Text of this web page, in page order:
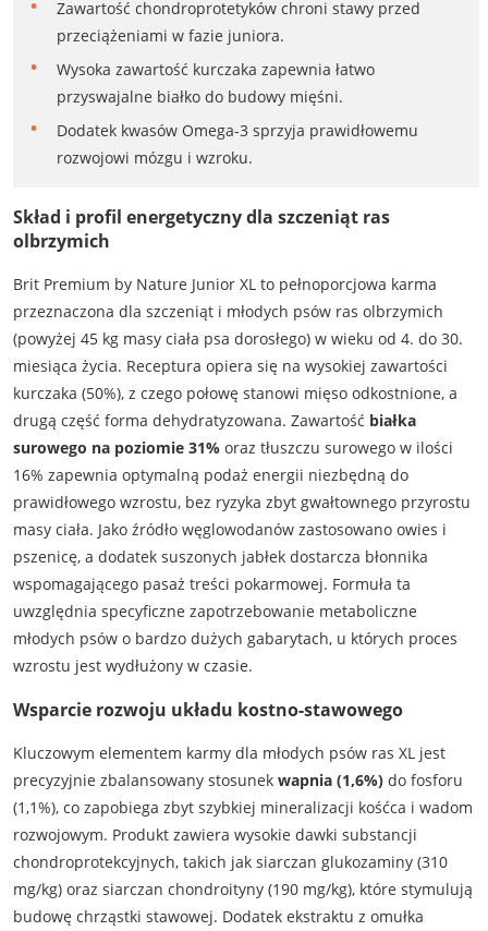
Zawartość chondroprotetyków chroni stawy przed
przeciążeniami w fazie juniora.
Wysoka zawartość kurczaka zapewnia łatwo
przyswajalne białko do budowy mięśni.
Dodatek kwasów Omega-3 sprzyja prawidłowemu
rozwojowi mózgu i wzroku.
Skład i profil energetyczny dla szczeniąt ras
olbrzymich
Brit Premium by Nature Junior XL to pełnoporcjowa karma
przeznaczona dla szczeniąt i młodych psów ras olbrzymich
(powyżej 45 kg masy ciała psa dorosłego) w wieku od 4. do 30.
miesiąca życia. Receptura opiera się na wysokiej zawartości
kurczaka (50%), z czego połowę stanowi mięso odkostnione, a
drugą część forma dehydratyzowana. Zawartość białka
surowego na poziomie 31%oraz tłuszczu surowego w ilości
16% zapewnia optymalną podaż energii niezbędną do
prawidłowego wzrostu, bez ryzyka zbyt gwałtownego przyrostu
masy ciała. Jako źródło węglowodanów zastosowano owies i
pszenicę, a dodatek suszonych jabłek dostarcza błonnika
wspomagającego pasaż treści pokarmowej. Formuła ta
uwzględnia specyficzne zapotrzebowanie metaboliczne
młodych psów o bardzo dużych gabarytach, u których proces
wzrostu jest wydłużony w czasie.
Wsparcie rozwoju układu kostno-stawowego
Kluczowym elementem karmy dla młodych psów ras XL jest
precyzyjnie zbalansowany stosunek wapnia (1,6%)do fosforu
(1,1%), co zapobiega zbyt szybkiej mineralizacji kośćca i wadom
rozwojowym. Produkt zawiera wysokie dawki substancji
chondroprotekcyjnych, takich jak siarczan glukozaminy (310
mg/kg) oraz siarczan chondroityny (190 mg/kg), które stymulują
budowę chrząstki stawowej. Dodatek ekstraktu z omułka